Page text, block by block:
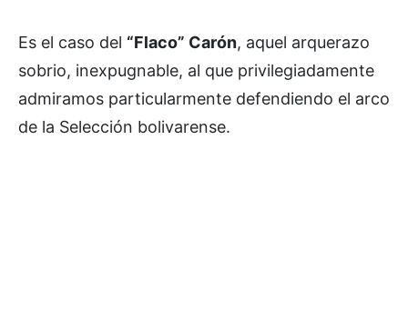
Es el caso del “Flaco” Carón, aquel arquerazo
sobrio, inexpugnable, al que privilegiadamente
admiramos particularmente defendiendo el arco
de la Selección bolivarense.